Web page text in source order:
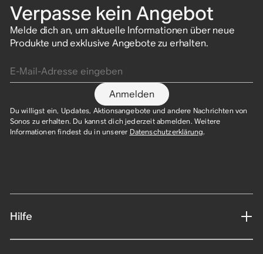
Verpasse kein Angebot
Melde dich an, um aktuelle Informationen über neue
Produkte und exklusive Angebote zu erhalten.
Anmelden
Du willigst ein, Updates, Aktionsangebote und andere Nachrichten von
Sonos zu erhalten. Du kannst dich jederzeit abmelden. Weitere
Informationen findest du in unserer Datenschutzerklärung.​
Hilfe